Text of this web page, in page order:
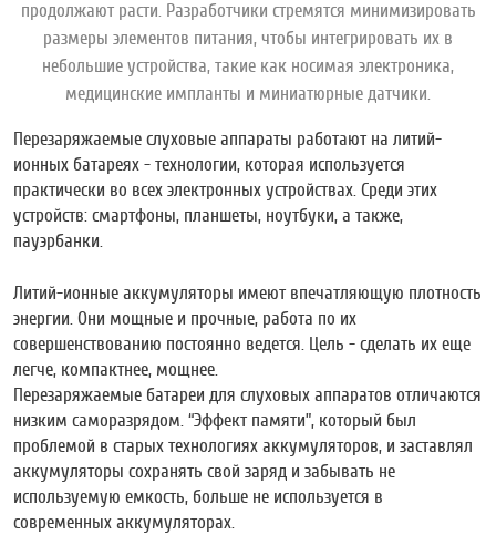
продолжают расти. Разработчики стремятся минимизировать
размеры элементов питания, чтобы интегрировать их в
небольшие устройства, такие как носимая электроника,
медицинские импланты и миниатюрные датчики.
Перезаряжаемые слуховые аппараты работают на литий-
ионных батареях - технологии, которая используется
практически во всех электронных устройствах. Среди этих
устройств: смартфоны, планшеты, ноутбуки, а также,
пауэрбанки.
Литий-ионные аккумуляторы имеют впечатляющую плотность
энергии. Они мощные и прочные, работа по их
совершенствованию постоянно ведется. Цель - сделать их еще
легче, компактнее, мощнее.
Перезаряжаемые батареи для слуховых аппаратов отличаются
низким саморазрядом. “Эффект памяти”, который был
проблемой в старых технологиях аккумуляторов, и заставлял
аккумуляторы сохранять свой заряд и забывать не
используемую емкость, больше не используется в
современных аккумуляторах.